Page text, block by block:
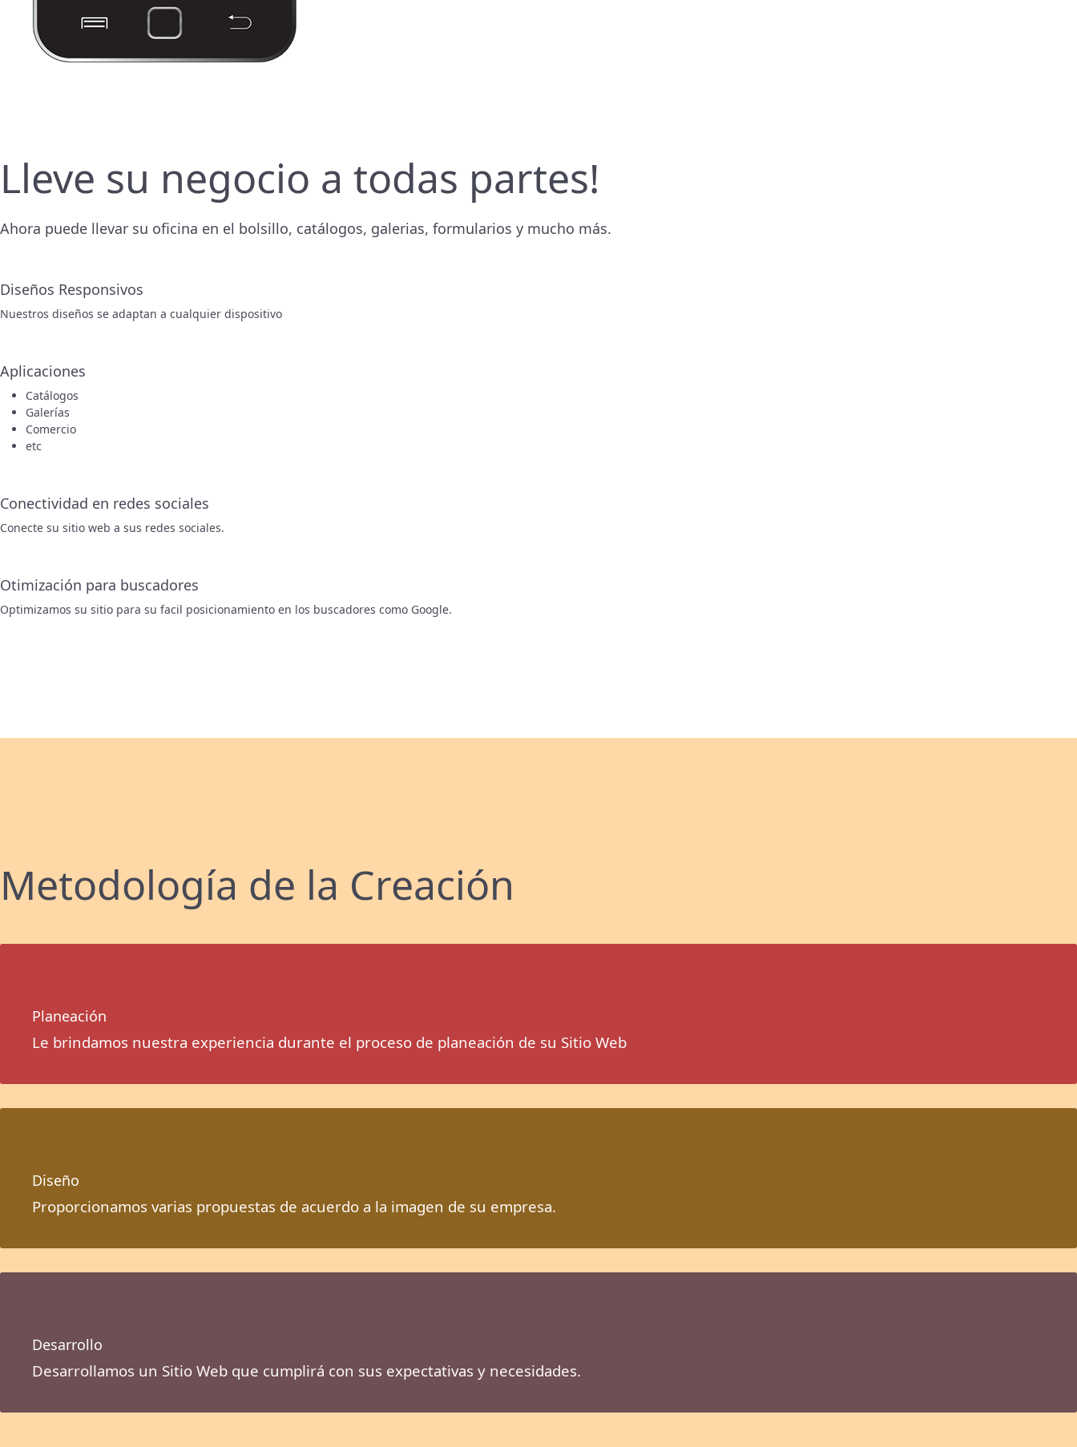
Lleve su negocio a todas partes!
Ahora puede llevar su oficina en el bolsillo, catálogos, galerias, formularios y mucho más.
Diseños Responsivos
Nuestros diseños se adaptan a cualquier dispositivo
Aplicaciones
Catálogos
Galerías
Comercio
etc
Conectividad en redes sociales
Conecte su sitio web a sus redes sociales.
Otimización para buscadores
Optimizamos su sitio para su facil posicionamiento en los buscadores como Google.
Metodología de la Creación
Planeación
Le brindamos nuestra experiencia durante el proceso de planeación de su Sitio Web
Diseño
Proporcionamos varias propuestas de acuerdo a la imagen de su empresa.
Desarrollo
Desarrollamos un Sitio Web que cumplirá con sus expectativas y necesidades.